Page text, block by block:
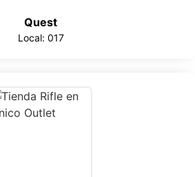
Quest
Local: 017